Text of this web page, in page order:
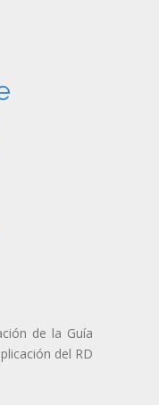
de la Guía
del RD